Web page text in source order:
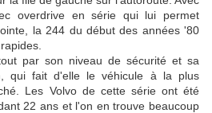
overdrive en série qui lui permet
la 244 du début des années '80
par son niveau de sécurité et sa
qui fait d'elle le véhicule à la plus
Les Volvo de cette série ont été
22 ans et l'on en trouve beaucoup